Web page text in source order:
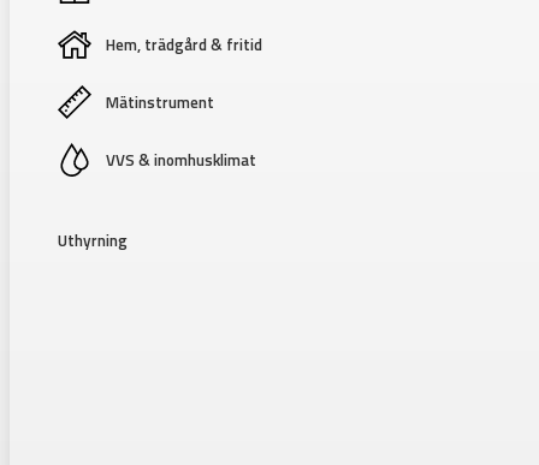
Hem, trädgård & fritid
Mätinstrument
VVS & inomhusklimat
Uthyrning